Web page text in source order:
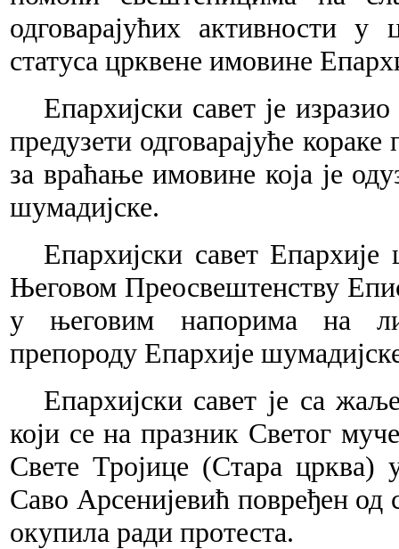
одговарајућих активности у
статуса црквене имовине
Епархијски савет је
предузети одговарајуће
за враћање имовине која је
шумадијске.
Епархијски савет
Његовом Преосвештенству
у његовим напорима на
препороду Епархије
Епархијски савет је са
који се на празник Светог
Свете Тројице (Стара црква)
Саво Арсенијевић повређен од
окупила ради протеста.